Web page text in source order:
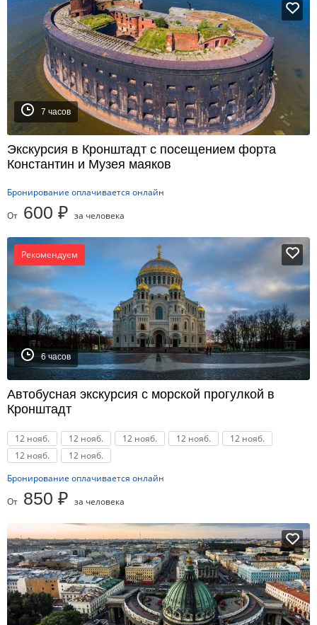
7 часов
Экскурсия в Кронштадт с посещением форта
Константин и Музея маяков
Бронирование оплачивается онлайн
От 600 ₽ за человека
Рекомендуем
6 часов
Автобусная экскурсия с морской прогулкой в
Кронштадт
12 нояб. 12 нояб. 12 нояб. 12 нояб.
12 нояб.
12 нояб.
12 нояб.
Бронирование оплачивается онлайн
От 850 ₽ за человека